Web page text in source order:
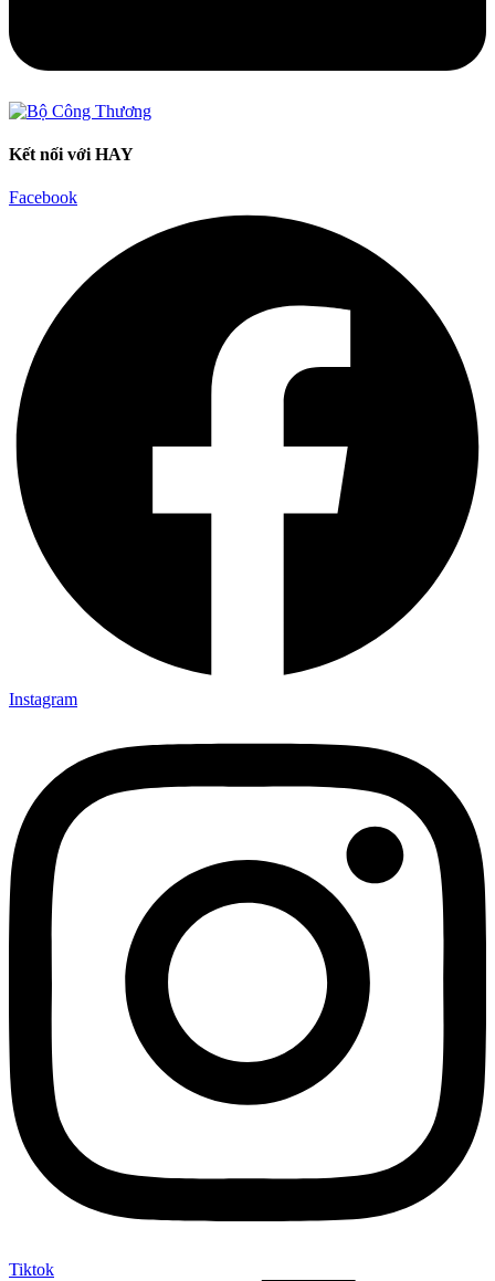
Kết nối với HAY
Facebook
Instagram
Tiktok